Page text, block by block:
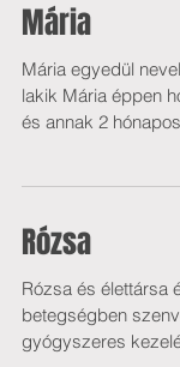
Mária
Mária egyedül
lakik Mária éppen
és annak 2
Rózsa
Rózsa és élettársa
betegségben
gyógyszeres